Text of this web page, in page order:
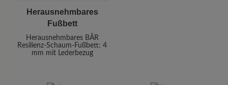
Herausnehmbares
Fußbett
Herausnehmbares BÄR
Resilienz-Schaum-Fußbett: 4
mm mit Lederbezug